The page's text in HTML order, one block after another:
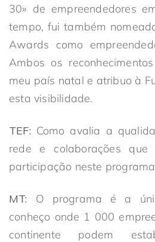
30» de empreendedores
tempo, fui também
Awards como
Ambos os
meu país natal e atribuo à
esta visibilidade.
TEF:Como avalia a
rede e colaborações
participação neste
MT: O programa é a
conheço onde 1 000
continente podem